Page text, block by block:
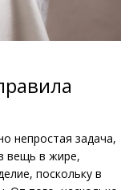
непростая задача,
вещь в жире,
поскольку в